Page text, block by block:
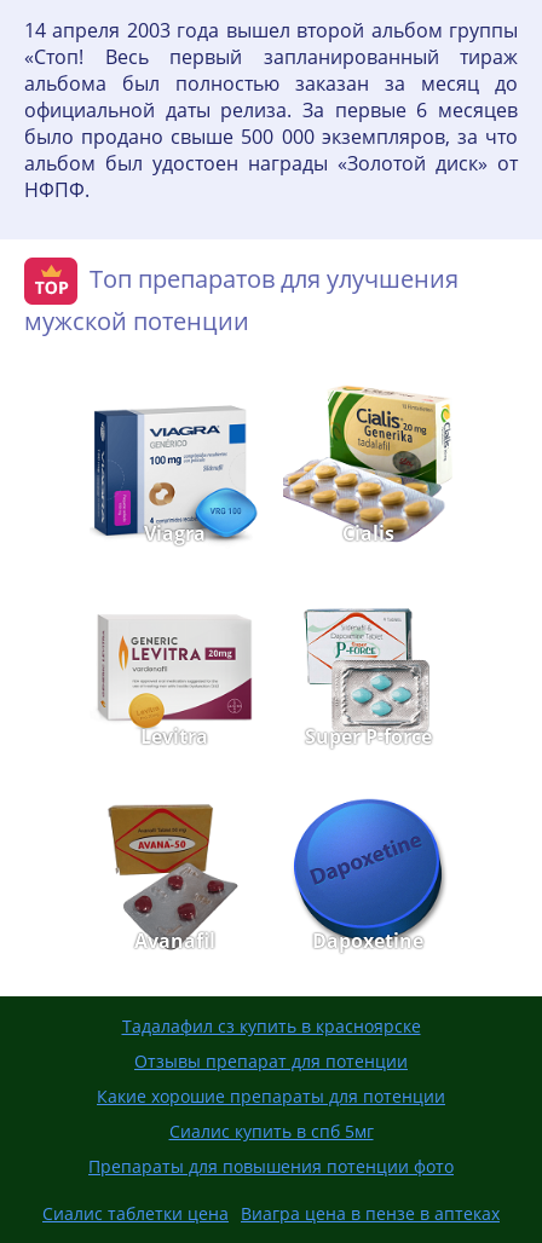
14 апреля 2003 года вышел второй альбом группы
«Стоп! Весь первый запланированный тираж
альбома был полностью заказан за месяц до
официальной даты релиза. За первые 6 месяцев
было продано свыше 500 000 экземпляров, за что
альбом был удостоен награды «Золотой диск» от
НФПФ.
Топ препаратов для улучшения
мужской потенции
Viagra Cialis
Levitra Super P-force
Avanafil Dapoxetine
Тадалафил сз купить в красноярске
Отзывы препарат для потенции
Какие хорошие препараты для потенции
Сиалис купить в спб 5мг
Препараты для повышения потенции фото
Сиалис таблетки цена
Виагра цена в пензе в аптеках